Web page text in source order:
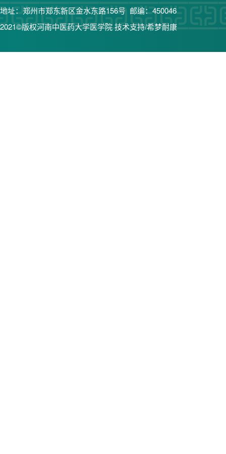
地址：郑州市郑东新区金水东路156号 邮编：450046
2021©版权河南中医药大学医学院 技术支持/希梦耐康